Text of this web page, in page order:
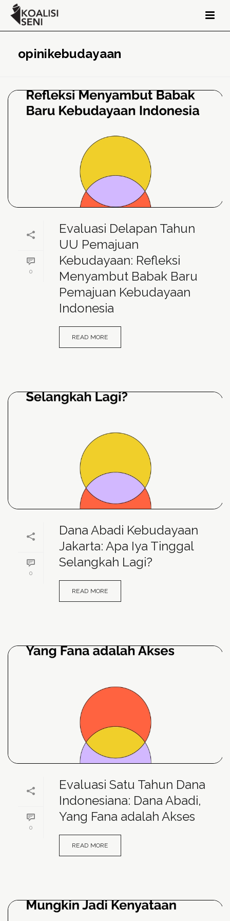
opinikebudayaan
0
Evaluasi Delapan Tahun
UU Pemajuan
Kebudayaan: Refleksi
Menyambut Babak Baru
Pemajuan Kebudayaan
Indonesia
READ MORE
0
Dana Abadi Kebudayaan
Jakarta: Apa Iya Tinggal
Selangkah Lagi?
READ MORE
0
Evaluasi Satu Tahun Dana
Indonesiana: Dana Abadi,
Yang Fana adalah Akses
READ MORE